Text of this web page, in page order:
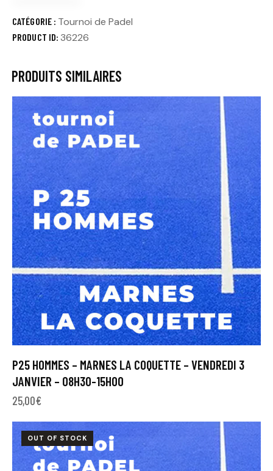
CATÉGORIE : Tournoi de Padel
PRODUCT ID: 36226
PRODUITS SIMILAIRES
P25 HOMMES – MARNES LA COQUETTE – VENDREDI 3
JANVIER – 08H30-15H00
25,00€
OUT OF STOCK